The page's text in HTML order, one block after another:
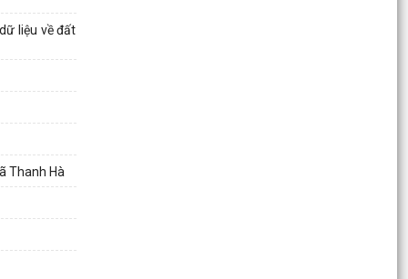
liệu về đất
Thanh Hà